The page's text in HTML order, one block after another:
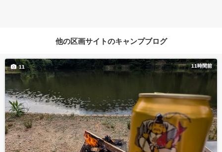
他の区画サイトのキャンプブログ
11時間前
11